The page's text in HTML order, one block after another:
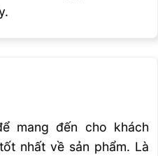
mang đến cho khách
nhất về sản phẩm. Là